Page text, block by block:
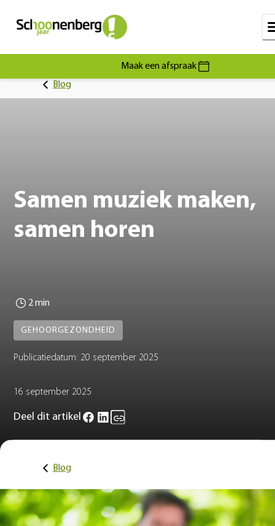
Maak een afspraak
Blog
Samen muziek maken,
samen horen
2 min
GEHOORGEZONDHEID
Publicatiedatum: 20 september 2025
16 september 2025
Deel dit artikel
Blog
Muziek en herinneringen